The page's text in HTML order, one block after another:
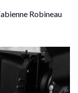
Robineau